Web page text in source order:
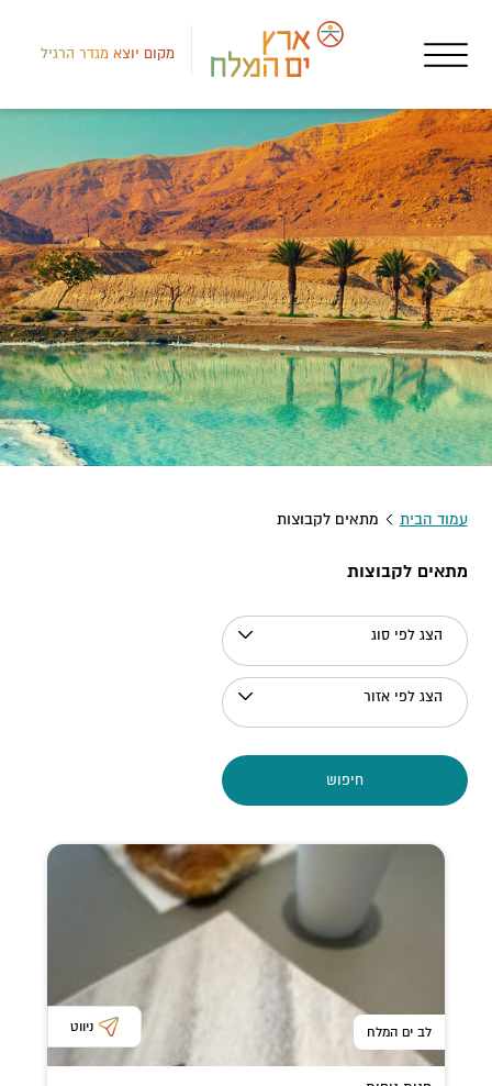
מקום יוצא מגדר הרגיל
עמוד הבית מתאים לקבוצות
מתאים לקבוצות
הצג לפי סוג
הצג לפי אזור
חיפוש
לב ים המלח ניווט